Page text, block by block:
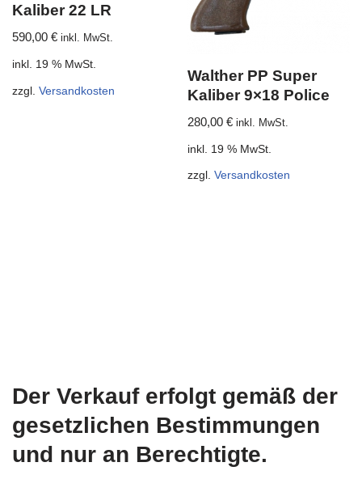
Kaliber 22 LR
590,00 € inkl. MwSt.
inkl. 19 % MwSt.
zzgl. Versandkosten
Walther PP Super
Kaliber 9×18 Police
280,00€ inkl. MwSt.
inkl. 19 % MwSt.
zzgl.Versandkosten
Der Verkauf erfolgt gemäß der
gesetzlichen Bestimmungen
und nur an Berechtigte.